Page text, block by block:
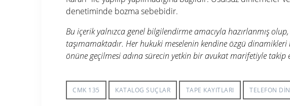
denetiminde bozma sebebidir.
Bu içerik yalnızca genel bilgilendirme amacıyla hazırlanmış
taşımamaktadır. Her hukuki meselenin kendine özgü
önüne geçilmesi adına sürecin yetkin bir avukat marifetiyle takip
CMK 135 KATALOG SUÇLAR TAPE KAYITLARI TELEFON